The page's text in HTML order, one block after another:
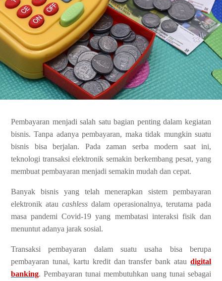
Pembayaran menjadi salah satu bagian penting dalam kegiatan
bisnis. Tanpa adanya pembayaran, maka tidak mungkin suatu
bisnis bisa berjalan. Pada zaman serba modern saat ini,
teknologi transaksi elektronik semakin berkembang pesat, yang
membuat pembayaran menjadi semakin mudah dan cepat.
Banyak bisnis yang telah menerapkan sistem pembayaran
elektronik atau cashless dalam operasionalnya, terutama pada
masa pandemi Covid-19 yang membatasi interaksi fisik dan
menuntut adanya jarak sosial.
Transaksi pembayaran dalam suatu usaha bisa berupa
pembayaran tunai, kartu kredit dan transfer bank atau digital
banking. Pembayaran tunai membutuhkan uang tunai sebagai